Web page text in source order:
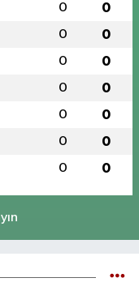
0 0
0 0
0 0
0 0
0 0
0 0
0 0